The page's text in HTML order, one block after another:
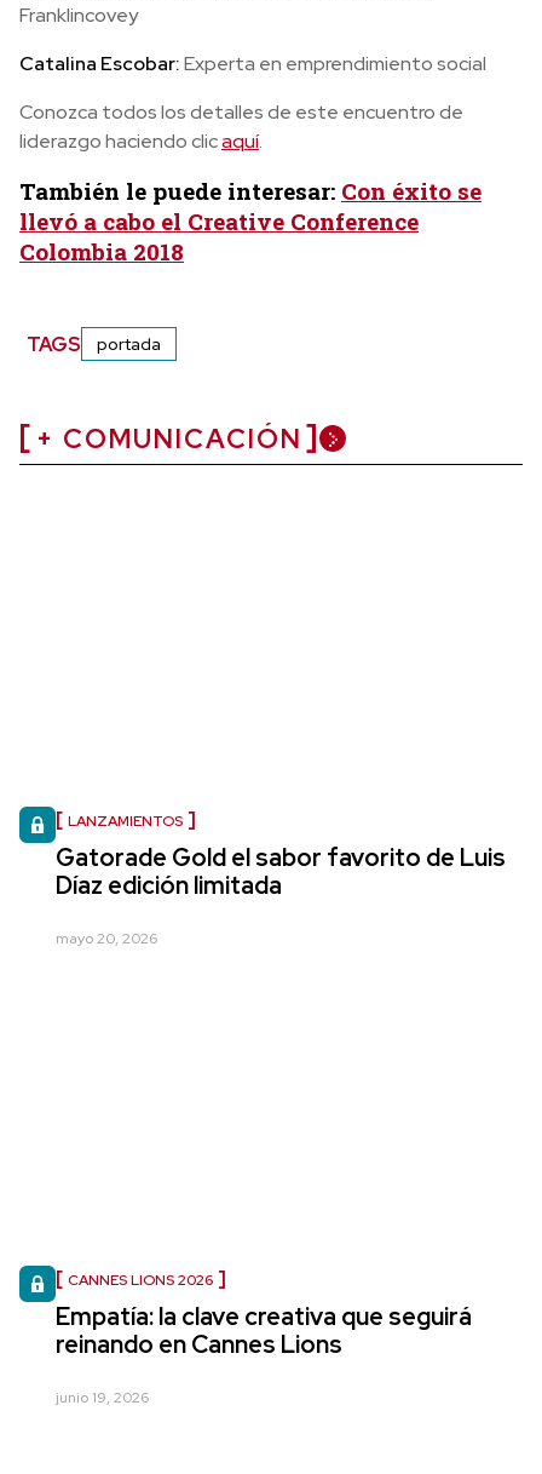
Franklincovey
Catalina Escobar:Experta en emprendimiento social
Conozca todos los detalles de este encuentro de
liderazgo haciendo clicaquí.
También le puede interesar: Con éxito se
llevó a cabo el Creative Conference
Colombia 2018
TAGS portada
+ COMUNICACIÓN
LANZAMIENTOS
Gatorade Gold el sabor favorito de Luis
Díaz edición limitada
mayo 20, 2026
CANNES LIONS 2026
Empatía: la clave creativa que seguirá
reinando en Cannes Lions
junio 19, 2026